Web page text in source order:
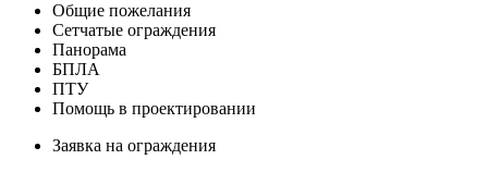
Общие пожелания
Сетчатые ограждения
Панорама
БПЛА
ПТУ
Помощь в проектировании
Заявка на ограждения